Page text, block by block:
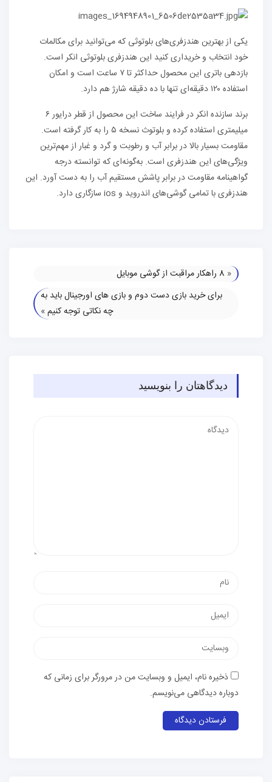
یکی از بهترین هندزفری‌های بلوتوثی که می‌توانید برای مکالمات
خود انتخاب و خریداری کنید این هندزفری بلوتوثی انکر است.
بازدهی باتری این محصول حداکثر تا ۷ ساعت است و امکان
استفاده ۱۲۰ دقیقه‌ای تنها با ده دقیقه‌ شارژ هم دارد.
برند سازنده انکر در فرایند ساخت این محصول از قطر درایور ۶
میلیمتری استفاده کرده و بلوتوث نسخه ۵ را به کار گرفته است.
مقاومت بسیار بالا در برابر آب و رطوبت و گرد و غبار از مهم‌ترین
ویژگی‌های این هندزفری است. به‌گونه‌ای که توانسته درجه
گواهینامه مقاومت در برابر پاشش مستقیم آب را به دست آورد. این
هندزفری با تمامی گوشی‌های اندروید و ios سازگاری دارد.
« 8 راهکار مراقبت از گوشی موبایل
برای خرید بازی دست دوم و بازی های اورجینال باید به
چه نکاتی توجه کنیم»
دیدگاهتان را بنویسید
ذخیره نام، ایمیل و وبسایت من در مرورگر برای زمانی که
دوباره دیدگاهی می‌نویسم.